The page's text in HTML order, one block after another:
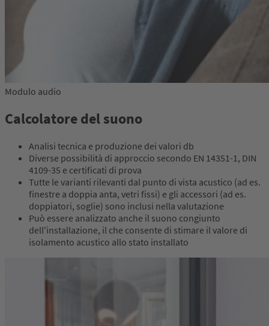
Modulo audio
Calcolatore del suono
Analisi tecnica e produzione dei valori db
Diverse possibilità di approccio secondo EN 14351-1, DIN
4109-35 e certificati di prova
Tutte le varianti rilevanti dal punto di vista acustico (ad es.
finestre a doppia anta, vetri fissi) e gli accessori (ad es.
doppiatori, soglie) sono inclusi nella valutazione
Può essere analizzato anche il suono congiunto
dell'installazione, il che consente di stimare il valore di
isolamento acustico allo stato installato